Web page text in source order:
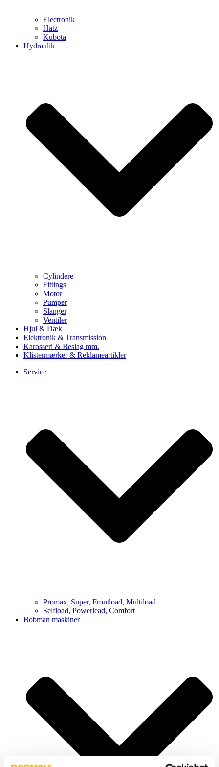
Electronik
Hatz
Kubota
Hydraulik
Cylindere
Fittings
Motor
Pumper
Slanger
Ventiler
Hjul & Dæk
Elektronik & Transmission
Karosseri & Beslag mm.
Klistermærker & Reklameartikler
Service
Promax, Super, Frontload, Multiload
Selfload, Powerlead, Comfort
Bobman maskiner